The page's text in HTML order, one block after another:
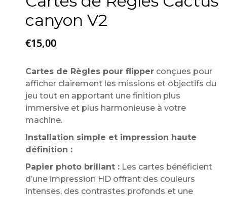
canyon V2
€15,00
Cartes de Règles pour flipper conçues pour
afficher clairement les missions et objectifs du
jeu tout en apportant une finition plus
immersive et plus harmonieuse à votre
machine.
Installation simple et impression haute
définition :
Papier photo brillant : Les cartes bénéficient
d’une impression HD offrant des couleurs
intenses, des contrastes profonds et une